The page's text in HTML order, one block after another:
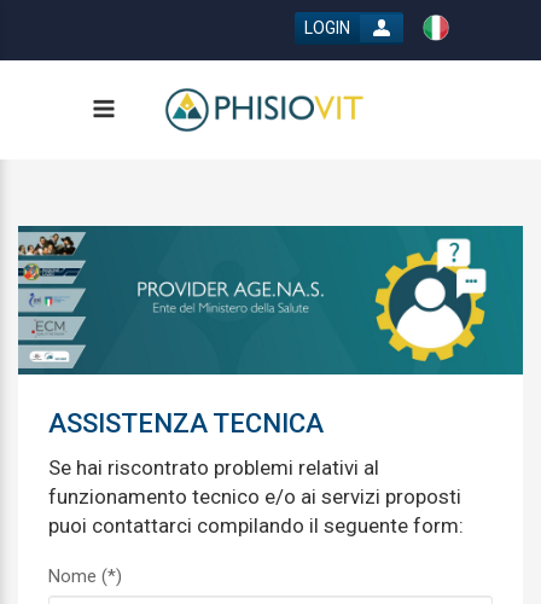
LOGIN
ASSISTENZA TECNICA
Se hai riscontrato problemi relativi al
funzionamento tecnico e/o ai servizi proposti
puoi contattarci compilando il seguente form:
Nome (*)